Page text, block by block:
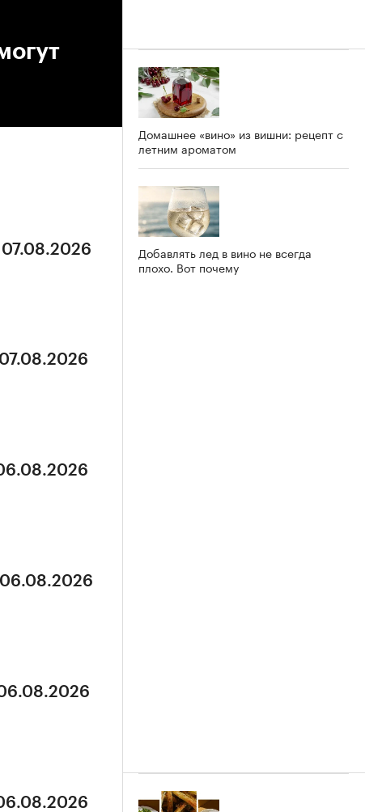
06.08.2026
Домашнее «вино» из вишни: рецепт с
летним ароматом
Добавлять лед в вино не всегда
плохо. Вот почему